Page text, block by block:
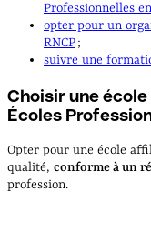
Professionnelles
opter pour un
RNCP;
suivre une
Choisir une
Écoles
Opter pour une école
qualité, conforme à un
profession.